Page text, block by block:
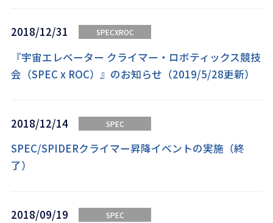
2018/12/31 SPECXROC
『宇宙エレベーター クライマー・ロボティックス競技
会（SPEC x ROC）』のお知らせ（2019/5/28更新）
2018/12/14 SPEC
SPEC/SPIDERクライマー昇降イベントの実施（終
了）
2018/09/19 SPEC